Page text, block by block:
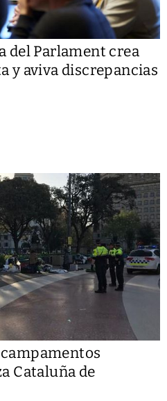
del Parlament crea
y aviva discrepancias
Cataluña de